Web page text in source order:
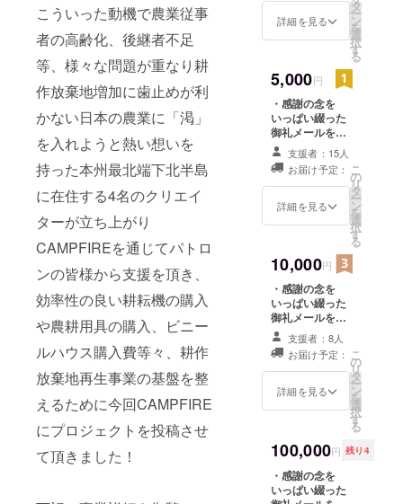
こういった動機で農業従事
者の高齢化、後継者不足
等、様々な問題が重なり耕
作放棄地増加に歯止めが利
かない日本の農業に「渇」
を入れようと熱い想いを
持った本州最北端下北半島
に在住する4名のクリエイ
ターが立ち上がり
CAMPFIREを通じてパトロ
ンの皆様から支援を頂き、
効率性の良い耕耘機の購入
や農耕用具の購入、ビニー
ルハウス購入費等々、耕作
放棄地再生事業の基盤を整
えるために今回CAMPFIRE
にプロジェクトを投稿させ
て頂きました！
を過ぎ、行
抱え市内の
経済状況は
刻一刻と右
肩下がりの
状況となっ
ておりま
す。
御存知の方
いますが、
下北半島は
別名「原子
力半島」と
も呼ばれ、
半島内には
様々な原子
力関係の施
設が点在し
す。
原子力産業
が無いと残
(ニックネーム)
を7月から1年間
HOPE FARMER
PROJECT」参
加店舗「下北バ
ル」特製「下北
産野菜を豊富に
使用したパウン
ドケーキ」をお
送りさせて頂き
ます。
詳細を見る
タ
ー
ン
を
選
択
す
る
5,000円
・感謝の念を
いっぱい綴った
御礼メールを送
付させて頂きま
す。 ・公式web
ページにて氏名
(ニックネーム)
を7月から1年間
を箱いっぱいに
詰め合わせて7月
から11月の間に
順次お送り致し
ます。
支援者：15人
お届け予定：
詳細を見る
こ
の
リ
タ
ー
ン
を
選
択
す
る
10,000円
・感謝の念を
いっぱい綴った
御礼メールを送
付させて頂きま
す。 ・公式web
ページにて氏名
(ニックネーム)
を7月から1年間
を箱いっぱいに
詰め合わせて7月
から11月の間に
順次お送り致し
支援者：8人
お届け予定：
詳細を見る
こ
の
リ
タ
ー
ン
を
選
択
す
る
100,000円 残り4
・感謝の念を
いっぱい綴った